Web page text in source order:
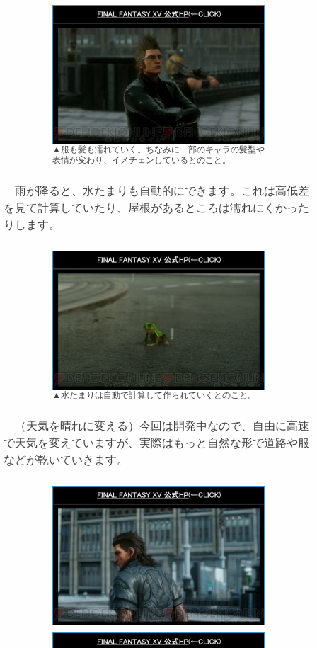
▲服も髪も濡れていく。ちなみに一部のキャラの髪型や
表情が変わり、イメチェンしているとのこと。
雨が降ると、水たまりも自動的にできます。これは高低差
を見て計算していたり、屋根があるところは濡れにくかった
りします。
▲水たまりは自動で計算して作られていくとのこと。
（天気を晴れに変える）今回は開発中なので、自由に高速
で天気を変えていますが、実際はもっと自然な形で道路や服
などが乾いていきます。